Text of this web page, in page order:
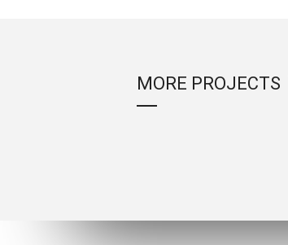
MORE PROJECTS